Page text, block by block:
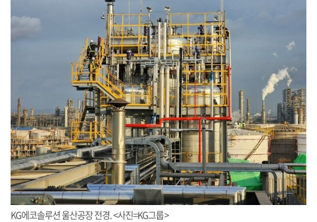
KG에코솔루션 울산공장 전경. <사진=KG그룹>